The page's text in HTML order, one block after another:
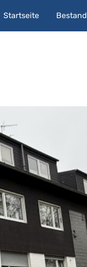
Startseite Bestand